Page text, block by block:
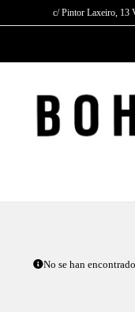
c/ Pintor Laxeiro, 13
No se han